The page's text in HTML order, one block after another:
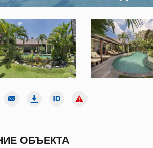
ОБЪЕКТА